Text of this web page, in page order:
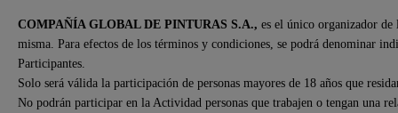
COMPAÑÍA GLOBAL DE PINTURAS S.A., es el único organizador
misma. Para efectos de los términos y condiciones, se podrá denominar
Participantes.
Solo será válida la participación de personas mayores de 18 años que
No podrán participar en la Actividad personas que trabajen o tengan una